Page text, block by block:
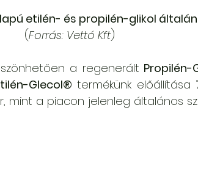
etilén- és propilén-glikol
(Forrás: Vettó Kft)
a regenerált Propilén-
Glecol® termékünk előállítása
mint a piacon jelenleg általános